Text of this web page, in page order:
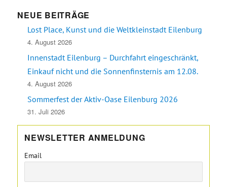
NEUE BEITRÄGE
Lost Place, Kunst und die Weltkleinstadt Eilenburg
4. August 2026
Innenstadt Eilenburg – Durchfahrt eingeschränkt,
Einkauf nicht und die Sonnenfinsternis am 12.08.
4. August 2026
Sommerfest der Aktiv-Oase Eilenburg 2026
31. Juli 2026
NEWSLETTER ANMELDUNG
Email